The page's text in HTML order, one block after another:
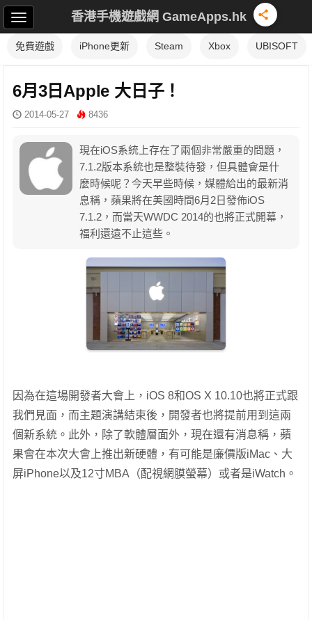
香港手機遊戲網 GameApps.hk
免費遊戲 iPhone更新 Steam Xbox UBISOFT
6月3日Apple 大日子！
2014-05-27 8436
現在iOS系統上存在了兩個非常嚴重的問題，
7.1.2版本系統也是整裝待發，但具體會是什
麼時候呢？今天早些時候，媒體給出的最新消
息稱，蘋果將在美國時間6月2日發佈iOS
7.1.2，而當天WWDC 2014的也將正式開幕，
福利還遠不止這些。
因為在這場開發者大會上，iOS 8和OS X 10.10也將正式跟
我們見面，而主題演講結束後，開發者也將提前用到這兩
個新系統。此外，除了軟體層面外，現在還有消息稱，蘋
果會在本次大會上推出新硬體，有可能是廉價版iMac、大
屏iPhone以及12寸MBA（配視網膜螢幕）或者是iWatch。